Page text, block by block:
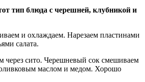
тип блюда с черешней, клубникой и
и охлаждаем. Нарезаем пластинами
салата.
через сито. Черешневый сок смешиваем
маслом и медом. Хорошо